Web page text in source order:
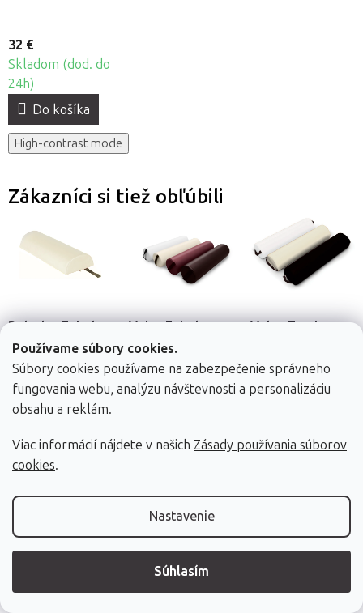
Používame súbory cookies.
Súbory cookies používame na zabezpečenie správneho
fungovania webu, analýzu návštevnosti a personalizáciu
obsahu a reklám.
Viac informácií nájdete v našich Zásady používania súborov
cookies.
Nastavenie
Súhlasím
32 €
Skladom (dod. do
24h)
Do košíka
High-contrast mode
Zákazníci si tiež obľúbili
Polvalec Fabulo
66 x 22,5 x 11 cm, 4
farby
23,40 €
24h)
Valec Fabulo
66 x 15 cm, 4 farby
Valec Tandem